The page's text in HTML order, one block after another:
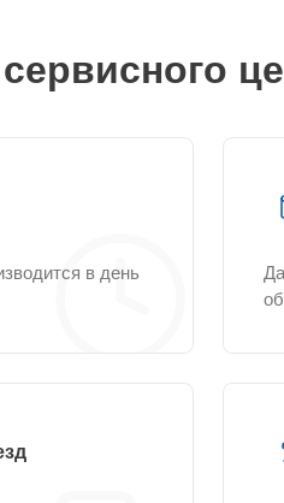
в день